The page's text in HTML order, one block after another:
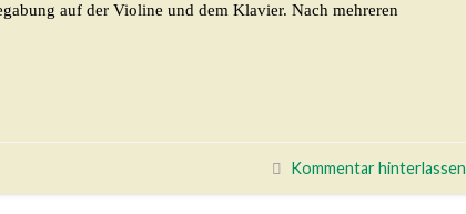
auf der Violine und dem Klavier. Nach mehreren
Kommentar hinterlassen